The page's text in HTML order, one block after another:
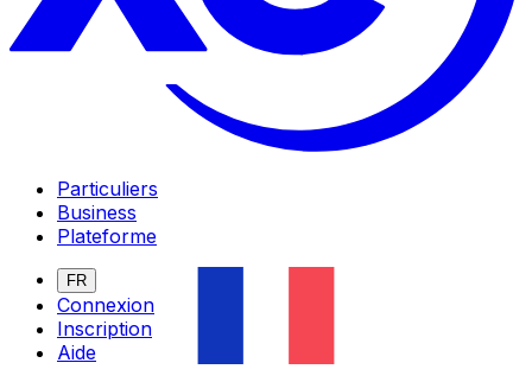
Particuliers
Business
Plateforme
FR
Connexion
Inscription
Aide